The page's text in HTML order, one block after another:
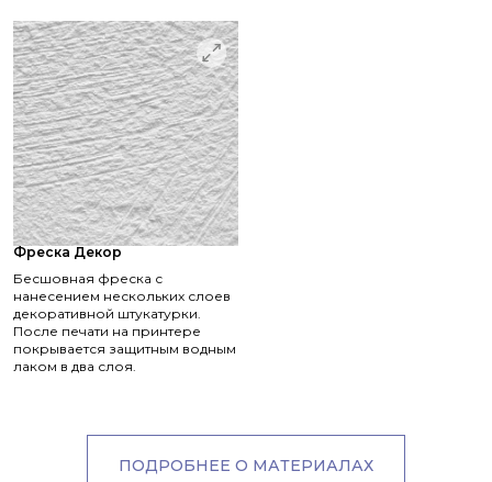
Фреска Декор
Бесшовная фреска с
нанесением нескольких слоев
декоративной штукатурки.
После печати на принтере
покрывается защитным водным
лаком в два слоя.
ПОДРОБНЕЕ О МАТЕРИАЛАХ